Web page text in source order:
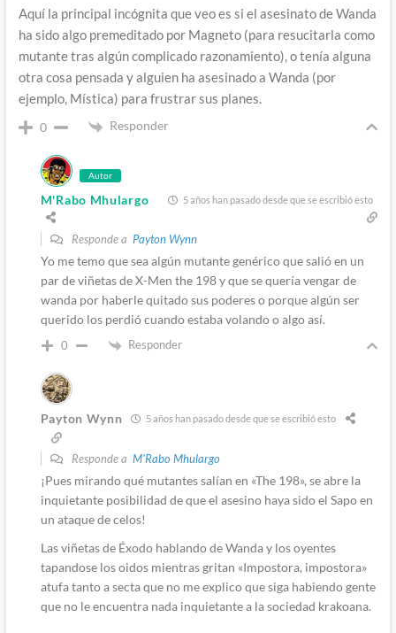
Aquí la principal incógnita que veo es si el asesinato de Wanda
ha sido algo premeditado por Magneto (para resucitarla como
mutante tras algún complicado razonamiento), o tenía alguna
otra cosa pensada y alguien ha asesinado a Wanda (por
ejemplo, Mística) para frustrar sus planes.
0 Responder
Autor
M'Rabo Mhulargo 5 años han pasado desde que se escribió esto
Responde a Payton Wynn
Yo me temo que sea algún mutante genérico que salió en un
par de viñetas de X-Men the 198 y que se quería vengar de
wanda por haberle quitado sus poderes o porque algún ser
querido los perdió cuando estaba volando o algo así.
0 Responder
Payton Wynn 5 años han pasado desde que se escribió esto
Responde a M'Rabo Mhulargo
¡Pues mirando qué mutantes salían en «The 198», se abre la
inquietante posibilidad de que el asesino haya sido el Sapo en
un ataque de celos!
Las viñetas de Éxodo hablando de Wanda y los oyentes
tapandose los oidos mientras gritan «Impostora, impostora»
atufa tanto a secta que no me explico que siga habiendo gente
que no le encuentra nada inquietante a la sociedad krakoana.